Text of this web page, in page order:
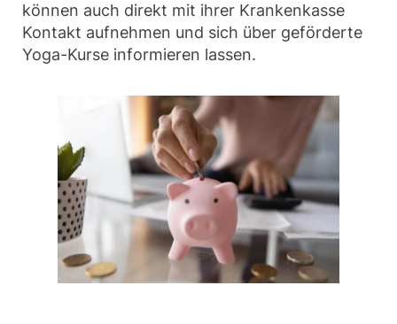
können auch direkt mit ihrer Krankenkasse
Kontakt aufnehmen und sich über geförderte
Yoga-Kurse informieren lassen.